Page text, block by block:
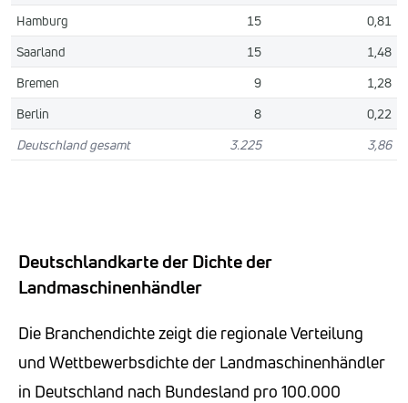
Hamburg
15
0,81
Saarland
15
1,48
Bremen
9
1,28
Berlin
8
0,22
Deutschland gesamt
3.225 3,86
Deutschlandkarte der Dichte der
Landmaschinenhändler
Die Branchendichte zeigt die regionale Verteilung
und Wettbewerbsdichte der Landmaschinenhändler
in Deutschland nach Bundesland pro 100.000